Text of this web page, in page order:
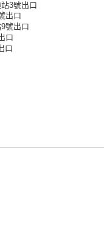
3號出口
出口
號出口
口
口